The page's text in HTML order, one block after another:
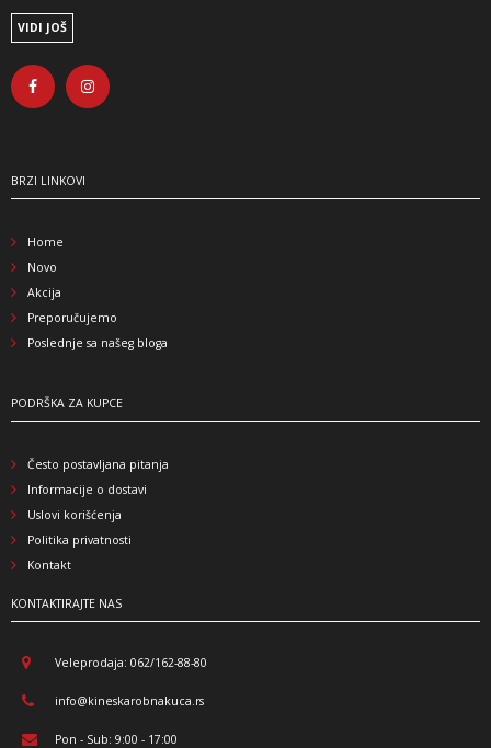
VIDI JOŠ
BRZI LINKOVI
Home
Novo
Akcija
Preporučujemo
Poslednje sa našeg bloga
PODRŠKA ZA KUPCE
Često postavljana pitanja
Informacije o dostavi
Uslovi korišćenja
Politika privatnosti
Kontakt
KONTAKTIRAJTE NAS
Veleprodaja: 062/162-88-80
info@kineskarobnakuca.rs
Pon - Sub: 9:00 - 17:00